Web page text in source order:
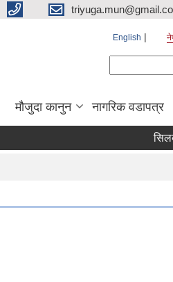
English
मौजुदा कानुन नागरिक वडापत्र